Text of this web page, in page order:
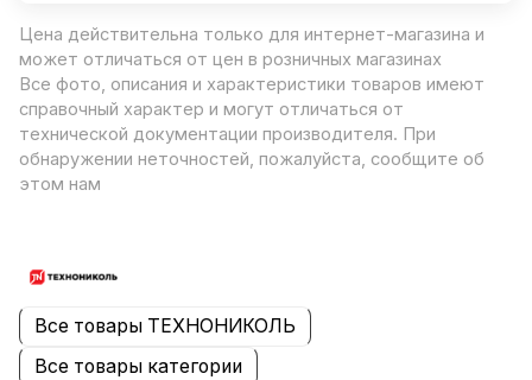
Цена действительна только для интернет-магазина и
может отличаться от цен в розничных магазинах
Все фото, описания и характеристики товаров имеют
справочный характер и могут отличаться от
технической документации производителя. При
обнаружении неточностей, пожалуйста, сообщите об
этом нам
Все товары ТЕХНОНИКОЛЬ
Все товары категории